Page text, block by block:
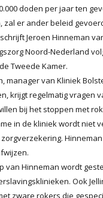
doden per jaar ten
zal er ander beleid
Jeroen Hinneman
Noord-Nederland
Tweede Kamer.
manager van Kliniek
krijgt regelmatig vragen
bij het stoppen met
in de kliniek wordt niet
van Hinneman wordt
Ook
zware rokers die